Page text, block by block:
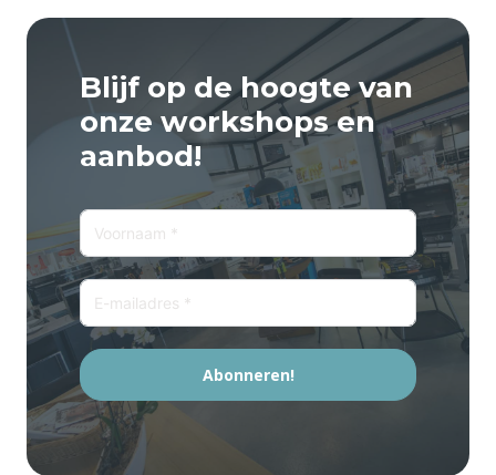
Blijf op de hoogte van
onze workshops en
aanbod!
Abonneren!